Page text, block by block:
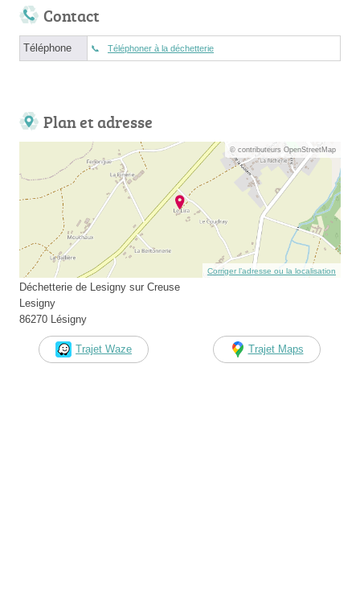
Contact
Téléphone Téléphoner à la déchetterie
Plan et adresse
© contributeurs OpenStreetMap
Corriger l’adresse ou la localisation
Déchetterie de Lesigny sur Creuse
Lesigny
86270 Lésigny
Trajet Waze Trajet Maps